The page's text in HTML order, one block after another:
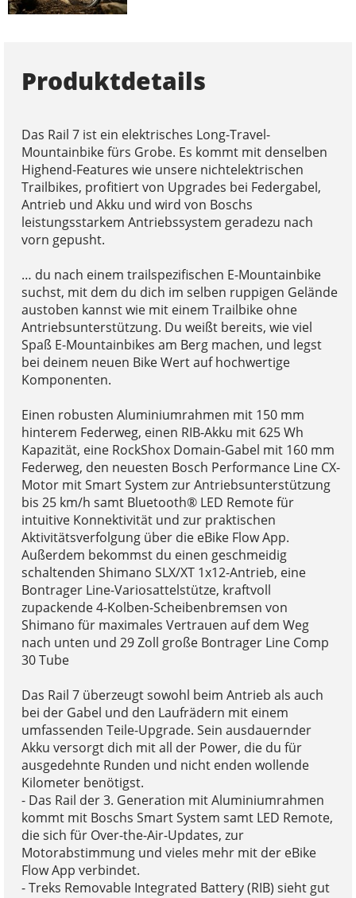
Produktdetails
Das Rail 7 ist ein elektrisches Long-Travel-
Mountainbike fürs Grobe. Es kommt mit denselben
Highend-Features wie unsere nichtelektrischen
Trailbikes, profitiert von Upgrades bei Federgabel,
Antrieb und Akku und wird von Boschs
leistungsstarkem Antriebssystem geradezu nach
vorn gepusht.
… du nach einem trailspezifischen E-Mountainbike
suchst, mit dem du dich im selben ruppigen Gelände
austoben kannst wie mit einem Trailbike ohne
Antriebsunterstützung. Du weißt bereits, wie viel
Spaß E-Mountainbikes am Berg machen, und legst
bei deinem neuen Bike Wert auf hochwertige
Komponenten.
Einen robusten Aluminiumrahmen mit 150 mm
hinterem Federweg, einen RIB-Akku mit 625 Wh
Kapazität, eine RockShox Domain-Gabel mit 160 mm
Federweg, den neuesten Bosch Performance Line CX-
Motor mit Smart System zur Antriebsunterstützung
bis 25 km/h samt Bluetooth® LED Remote für
intuitive Konnektivität und zur praktischen
Aktivitätsverfolgung über die eBike Flow App.
Außerdem bekommst du einen geschmeidig
schaltenden Shimano SLX/XT 1x12-Antrieb, eine
Bontrager Line-Variosattelstütze, kraftvoll
zupackende 4-Kolben-Scheibenbremsen von
Shimano für maximales Vertrauen auf dem Weg
nach unten und 29 Zoll große Bontrager Line Comp
30 Tube
Das Rail 7 überzeugt sowohl beim Antrieb als auch
bei der Gabel und den Laufrädern mit einem
umfassenden Teile-Upgrade. Sein ausdauernder
Akku versorgt dich mit all der Power, die du für
ausgedehnte Runden und nicht enden wollende
Kilometer benötigst.
- Das Rail der 3. Generation mit Aluminiumrahmen
kommt mit Boschs Smart System samt LED Remote,
die sich für Over-the-Air-Updates, zur
Motorabstimmung und vieles mehr mit der eBike
Flow App verbindet.
- Treks Removable Integrated Battery (RIB) sieht gut